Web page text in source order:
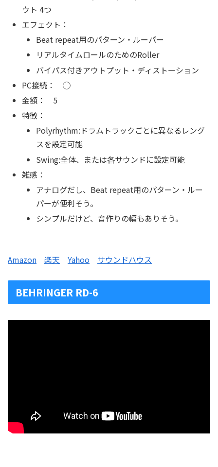
ウト 4つ
エフェクト：
Beat repeat用のパターン・ルーパー
リアルタイムロールのためのRoller
バイパス付きアウトプット・ディストーション
PC接続： ◯
金額： 5
特徴：
Polyrhythm:ドラムトラックごとに異なるレング
スを設定可能
Swing:全体、または各サウンドに設定可能
雑感：
アナログだし、Beat repeat用のパターン・ルー
パーが便利そう。
シンプルだけど、音作りの幅もありそう。
Amazon 楽天 Yahoo サウンドハウス
BEHRINGER RD-6